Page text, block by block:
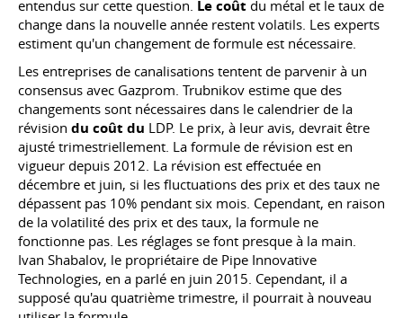
entendus sur cette question. Le coût du métal et le taux de
change dans la nouvelle année restent volatils. Les experts
estiment qu'un changement de formule est nécessaire.
Les entreprises de canalisations tentent de parvenir à un
consensus avec Gazprom. Trubnikov estime que des
changements sont nécessaires dans le calendrier de la
révision du coût du LDP. Le prix, à leur avis, devrait être
ajusté trimestriellement. La formule de révision est en
vigueur depuis 2012. La révision est effectuée en
décembre et juin, si les fluctuations des prix et des taux ne
dépassent pas 10% pendant six mois. Cependant, en raison
de la volatilité des prix et des taux, la formule ne
fonctionne pas. Les réglages se font presque à la main.
Ivan Shabalov, le propriétaire de Pipe Innovative
Technologies, en a parlé en juin 2015. Cependant, il a
supposé qu'au quatrième trimestre, il pourrait à nouveau